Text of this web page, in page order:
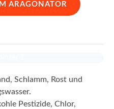
ARAGONATOR
Schlamm, Rost und
Pestizide, Chlor,